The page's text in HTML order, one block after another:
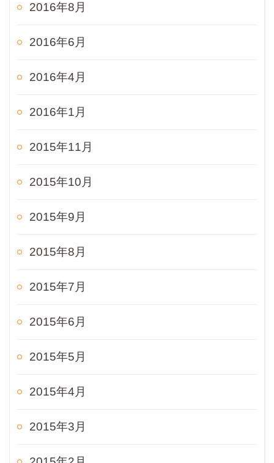
2016年8月
2016年6月
2016年4月
2016年1月
2015年11月
2015年10月
2015年9月
2015年8月
2015年7月
2015年6月
2015年5月
2015年4月
2015年3月